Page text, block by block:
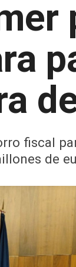
fiscal
de